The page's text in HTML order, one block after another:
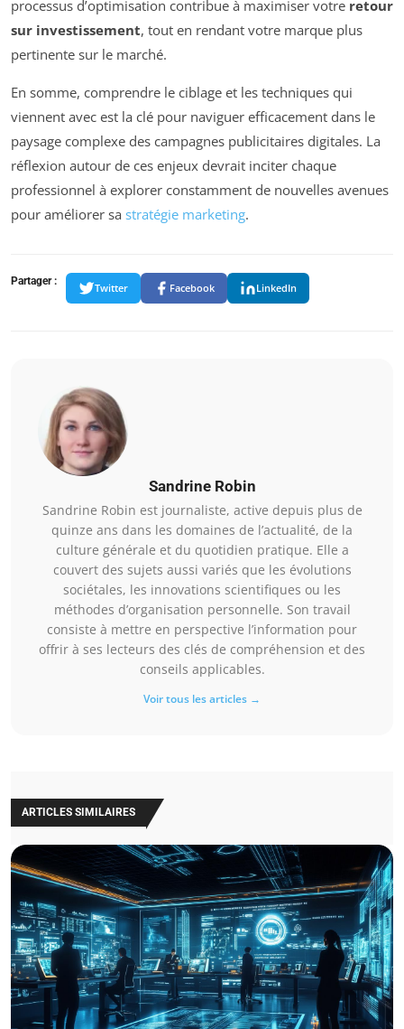
processus d’optimisation contribue à maximiser votre retour
sur investissement, tout en rendant votre marque plus
pertinente sur le marché.
En somme, comprendre le ciblage et les techniques qui
viennent avec est la clé pour naviguer efficacement dans le
paysage complexe des campagnes publicitaires digitales. La
réflexion autour de ces enjeux devrait inciter chaque
professionnel à explorer constamment de nouvelles avenues
pour améliorer sa stratégie marketing.
Partager :
Twitter Facebook LinkedIn
Sandrine Robin
Sandrine Robin est journaliste, active depuis plus de
quinze ans dans les domaines de l’actualité, de la
culture générale et du quotidien pratique. Elle a
couvert des sujets aussi variés que les évolutions
sociétales, les innovations scientifiques ou les
méthodes d’organisation personnelle. Son travail
consiste à mettre en perspective l’information pour
offrir à ses lecteurs des clés de compréhension et des
conseils applicables.
Voir tous les articles →
ARTICLES SIMILAIRES